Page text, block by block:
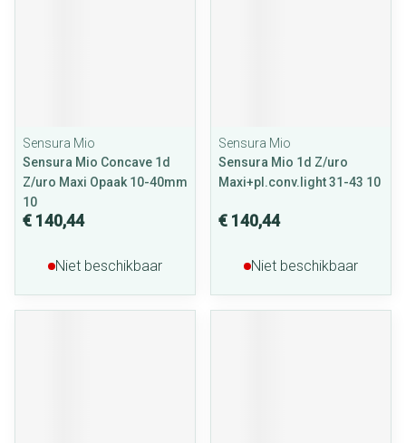
Sensura Mio
Sensura Mio Concave 1d
Z/uro Maxi Opaak 10-40mm
10
€ 140,44
Niet beschikbaar
Sensura Mio
Sensura Mio 1d Z/uro
Maxi+pl.conv.light 31-43 10
€ 140,44
Niet beschikbaar